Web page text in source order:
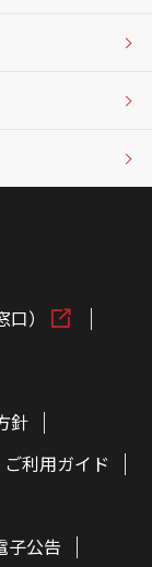
）
針
ご利用ガイド
子公告